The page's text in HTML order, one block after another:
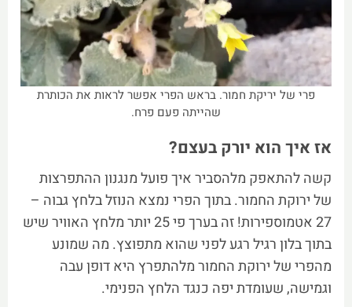
פרי של יריקת חמור. בראש הפרי אפשר לראות את הכותרת
שהייתה פעם פרח.
אז איך הוא יורק בעצם?
קשה להתאפק מלהסביר איך פועל מנגנון ההתפרצות
של ירוקת החמור. בתוך הפרי נמצא הנוזל בלחץ גבוה –
27 אטמוספירות! זה בערך פי 25 יותר מלחץ האוויר שיש
בתוך בלון רגיל רגע לפני שהוא מתפוצץ. מה שמונע
מהפרי של ירוקת החמור מלהתפרץ היא דופן עבה
וגמישה, שעומדת יפה כנגד הלחץ הפנימי.